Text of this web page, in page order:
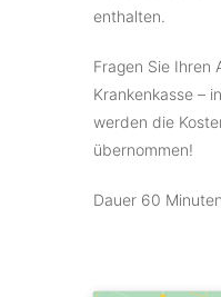
enthalten.
Fragen Sie Ihren
Krankenkasse –
werden die
übernommen!
Dauer 60 Minuten